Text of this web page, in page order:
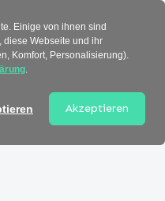
Einige von ihnen sind
Webseite und ihr
Komfort, Personalisierung).
.
Akzeptieren